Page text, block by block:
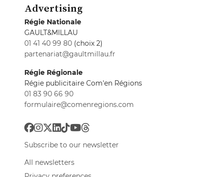
Advertising
Régie Nationale
GAULT&MILLAU
01 41 40 99 80 (choix 2)
partenariat@gaultmillau.fr
Régie Régionale
Régie publicitaire Com'en Régions
01 83 90 66 90
formulaire@comenregions.com
Subscribe to our newsletter
All newsletters